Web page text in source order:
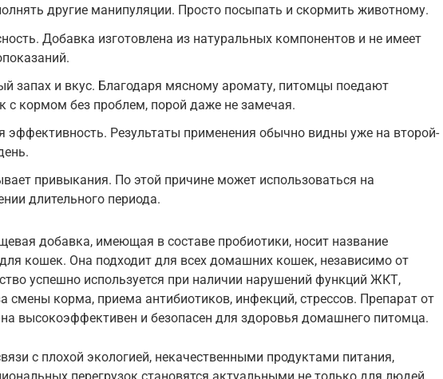
другие манипуляции. Просто посыпать и скормить животному.
Добавка изготовлена из натуральных компонентов и не имеет
запах и вкус. Благодаря мясному аромату, питомцы поедают
с кормом без проблем, порой даже не замечая.
эффективность. Результаты применения обычно видны уже на второй-
привыкания. По этой причине может использоваться на
длительного периода.
добавка, имеющая в составе пробиотики, носит название
кошек. Она подходит для всех домашних кошек, независимо от
успешно используется при наличии нарушений функций ЖКТ,
смены корма, приема антибиотиков, инфекций, стрессов. Препарат от
высокоэффективен и безопасен для здоровья домашнего питомца.
с плохой экологией, некачественными продуктами питания,